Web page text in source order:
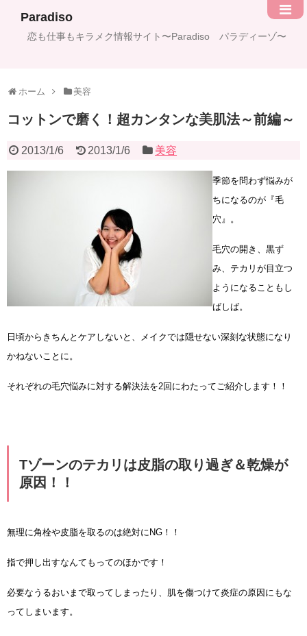
Paradiso
恋も仕事もキラメク情報サイト〜Paradiso パラディーゾ〜
ホーム 美容
コットンで磨く！超カンタンな美肌法～前編～
2013/1/6 2013/1/6 美容
季節を問わず悩みが
ちになるのが『毛
穴』。
毛穴の開き、黒ず
み、テカリが目立つ
ようになることもし
ばしば。
日頃からきちんとケアしないと、メイクでは隠せない深刻な状態になり
かねないことに。
それぞれの毛穴悩みに対する解決法を2回にわたってご紹介します！！
Tゾーンのテカリは皮脂の取り過ぎ＆乾燥が
原因！！
無理に角栓や皮脂を取るのは絶対にNG！！
指で押し出すなんてもってのほかです！
必要なうるおいまで取ってしまったり、肌を傷つけて炎症の原因にもな
ってしまいます。